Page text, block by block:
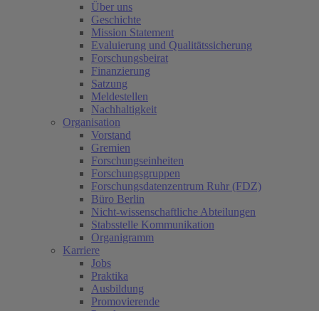
Über uns
Geschichte
Mission Statement
Evaluierung und Qualitätssicherung
Forschungsbeirat
Finanzierung
Satzung
Meldestellen
Nachhaltigkeit
Organisation
Vorstand
Gremien
Forschungseinheiten
Forschungsgruppen
Forschungsdatenzentrum Ruhr (FDZ)
Büro Berlin
Nicht-wissenschaftliche Abteilungen
Stabsstelle Kommunikation
Organigramm
Karriere
Jobs
Praktika
Ausbildung
Promovierende